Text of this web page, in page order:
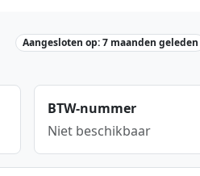
Aangesloten op: 7 maanden geleden
BTW-nummer
Niet beschikbaar